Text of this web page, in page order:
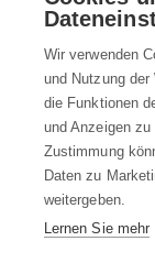
+49 25
ALLE KONTAKTE
Wir verwenden
und Nutzung
die Funktionen
und Anzeigen
Zustimmung
Daten zu
weitergeben.
Lernen Sie mehr